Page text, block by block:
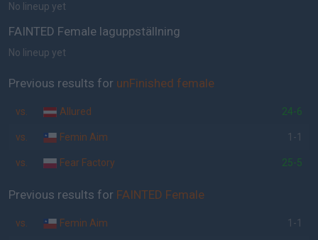
No lineup yet
FAINTED Female laguppställning
No lineup yet
Previous results for unFinished female
vs. Allured 24-6
vs. Femin Aim 1-1
vs. Fear Factory 25-5
Previous results for FAINTED Female
vs. Femin Aim 1-1